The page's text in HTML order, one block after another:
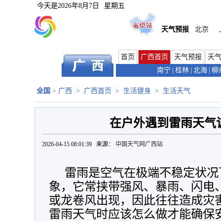
今天是2026年8月7日 星期五
天气预报 北京
首页 广西首页 天气预报
天
南宁
桂林 北海 柳
全国 > 广西 > 广西首页 > 生活健身 > 生活天气
在户外遇到雷雨天气
2026-04-15 08:01:39 来源： 中国天气网广西站
雷雨是空气在极端不稳定状
象，它常挟带强风、暴雨、闪电
或龙卷风出现，因此往往造成灾
雷雨天气时应该怎么做才能确保